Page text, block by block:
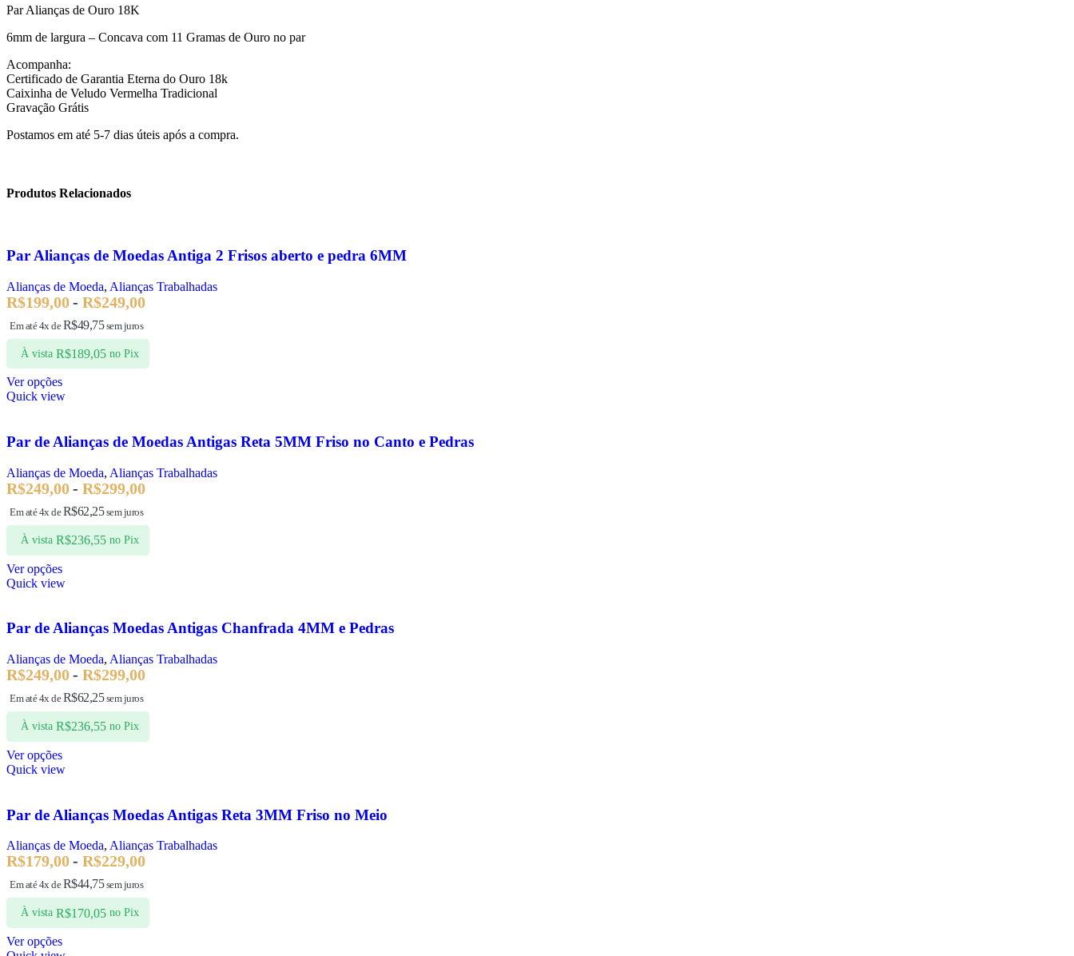
Par Alianças de Ouro 18K
6mm de largura – Concava com 11 Gramas de Ouro no par
Acompanha:
Certificado de Garantia Eterna do Ouro 18k
Caixinha de Veludo Vermelha Tradicional
Gravação Grátis
Postamos em até 5-7 dias úteis após a compra.
Produtos Relacionados
Par Alianças de Moedas Antiga 2 Frisos aberto e pedra 6MM
Alianças de Moeda, Alianças Trabalhadas
R$199,00- R$249,00
Em até 4x deR$49,75sem juros
À vista R$189,05 no Pix
Ver opções
Quick view
Par de Alianças de Moedas Antigas Reta 5MM Friso no Canto e Pedras
Alianças de Moeda, Alianças Trabalhadas
R$249,00- R$299,00
Em até 4x deR$62,25sem juros
À vista R$236,55 no Pix
Ver opções
Quick view
Par de Alianças Moedas Antigas Chanfrada 4MM e Pedras
Alianças de Moeda, Alianças Trabalhadas
R$249,00- R$299,00
Em até 4x deR$62,25sem juros
À vista R$236,55 no Pix
Ver opções
Quick view
Par de Alianças Moedas Antigas Reta 3MM Friso no Meio
Alianças de Moeda, Alianças Trabalhadas
R$179,00- R$229,00
Em até 4x deR$44,75sem juros
À vista R$170,05 no Pix
Ver opções